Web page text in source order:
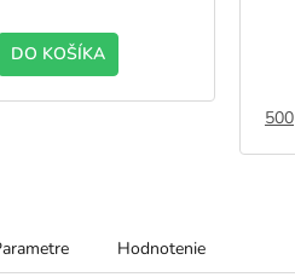
DO KOŠÍKA
500
Hodnotenie